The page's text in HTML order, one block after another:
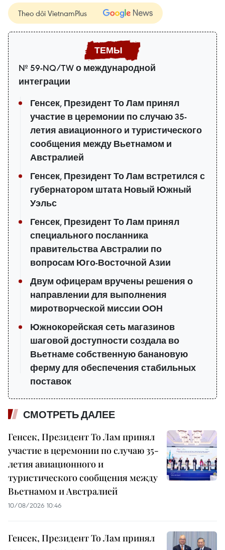
Theo dõi VietnamPlus
№ 59-NQ/TW о международной
интеграции
Генсек, Президент То Лам принял
участие в церемонии по случаю 35-
летия авиационного и туристического
сообщения между Вьетнамом и
Австралией
Генсек, Президент То Лам встретился с
губернатором штата Новый Южный
Уэльс
Генсек, Президент То Лам принял
специального посланника
правительства Австралии по
вопросам Юго-Восточной Азии
Двум офицерам вручены решения о
направлении для выполнения
миротворческой миссии ООН
Южнокорейская сеть магазинов
шаговой доступности создала во
Вьетнаме собственную банановую
ферму для обеспечения стабильных
поставок
СМОТРЕТЬ ДАЛЕЕ
Генсек, Президент То Лам принял
участие в церемонии по случаю 35-
летия авиационного и
туристического сообщения между
Вьетнамом и Австралией
10/08/2026 10:46
Генсек, Президент То Лам принял